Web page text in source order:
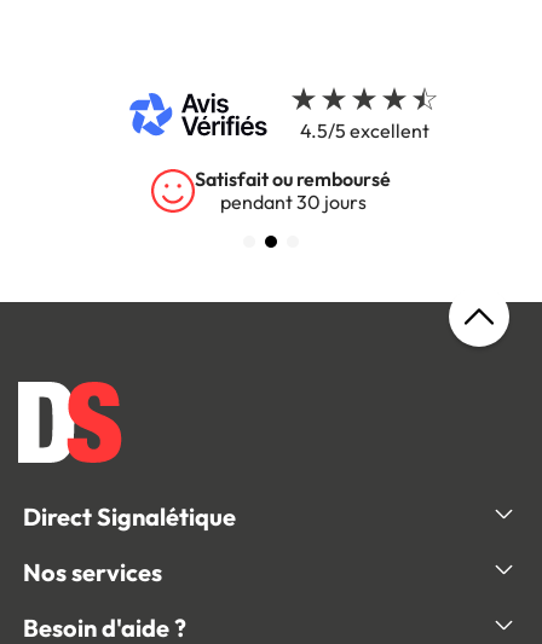
4.5/5 excellent
Satisfait ou remboursé
pendant 30 jours
Direct Signalétique
Nos services
Besoin d'aide ?